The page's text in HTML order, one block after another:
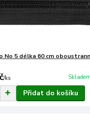
No 5 délka 60 cm
/ks
Přidat do košíku